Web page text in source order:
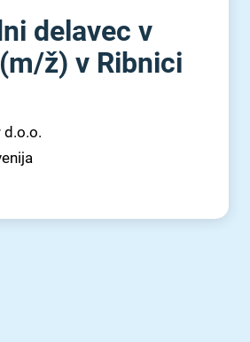
delavec v
⁠ž) v Ribnici
d.o.o.